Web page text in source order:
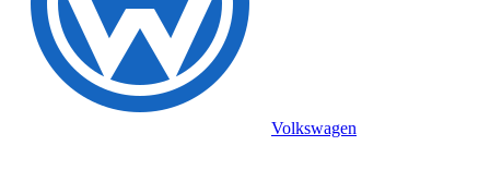
Volkswagen